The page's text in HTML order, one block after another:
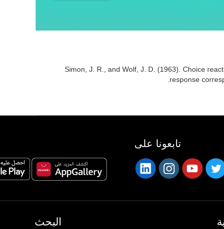
Simon, J. R., and Wolf, J. D. (1963). Choice
response
تابعونا على
البحث